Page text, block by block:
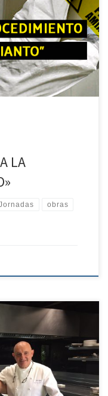
para la
a las empresas del
retiradas. PROGRAMA
LA
obras
del Concurso
por su ganador.
de
al Colegio, en